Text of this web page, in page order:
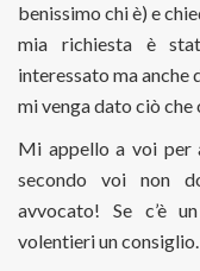
benissimo chi è) e
mia richiesta è
interessato ma anche
mi venga dato ciò che
Mi appello a voi per
secondo voi non
avvocato! Se c’è
volentieri un consiglio.